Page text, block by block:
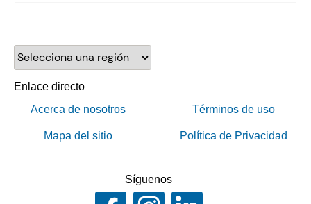
Selecciona una región
Enlace directo
Acerca de nosotros
Términos de uso
Mapa del sitio Política de Privacidad
Síguenos